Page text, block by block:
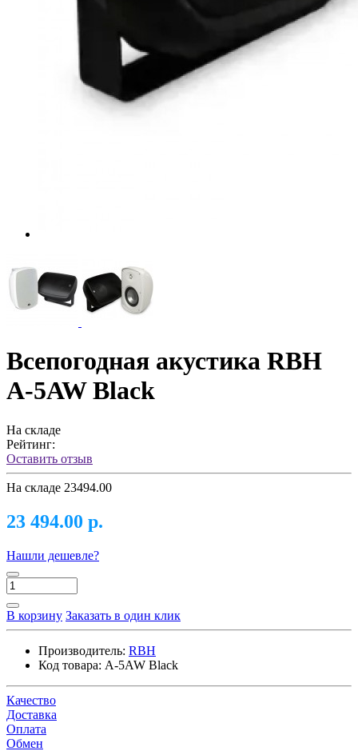
Всепогодная акустика RBH
A-5AW Black
На складе
Рейтинг:
Оставить отзыв
На складе 23494.00
23 494.00 р.
Нашли дешевле?
В корзину Заказать в один клик
Производитель: RBH
Код товара: A-5AW Black
Качество
Доставка
Оплата
Обмен